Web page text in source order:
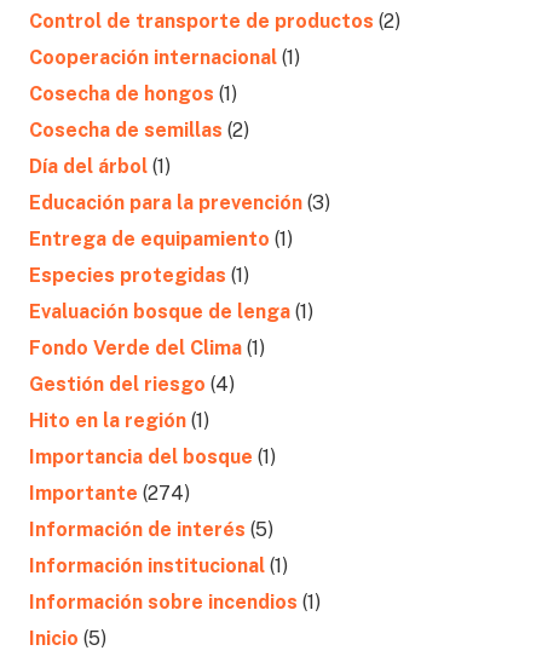
Control de transporte de productos (2)
Cooperación internacional (1)
Cosecha de hongos (1)
Cosecha de semillas (2)
Día del árbol (1)
Educación para la prevención (3)
Entrega de equipamiento (1)
Especies protegidas (1)
Evaluación bosque de lenga (1)
Fondo Verde del Clima (1)
Gestión del riesgo (4)
Hito en la región (1)
Importancia del bosque (1)
Importante (274)
Información de interés (5)
Información institucional (1)
Información sobre incendios (1)
Inicio (5)